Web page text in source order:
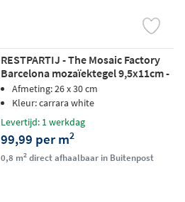
RESTPARTIJ - The Mosaic Factory
Barcelona mozaïektegel 9,5x11cm -
Carrara White matt (RESTPARTIJ,
0,76 M2)
Afmeting: 26 x 30 cm
Kleur: carrara white
Levertijd: 1 werkdag
99,99 per m2
0,8 m2direct afhaalbaar in Buitenpost